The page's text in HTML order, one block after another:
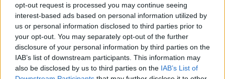
opt-out request is processed you may continue seeing
interest-based ads based on personal information utilized by
us or personal information disclosed to third parties prior to
your opt-out. You may separately opt-out of the further
disclosure of your personal information by third parties on the
IAB’s list of downstream participants. This information may
also be disclosed by us to third parties on the IAB’s List of
enrarecido.
Jalen Johnson, last year ➡️ this year:
PPG — 5.6 ➡️ 15.9